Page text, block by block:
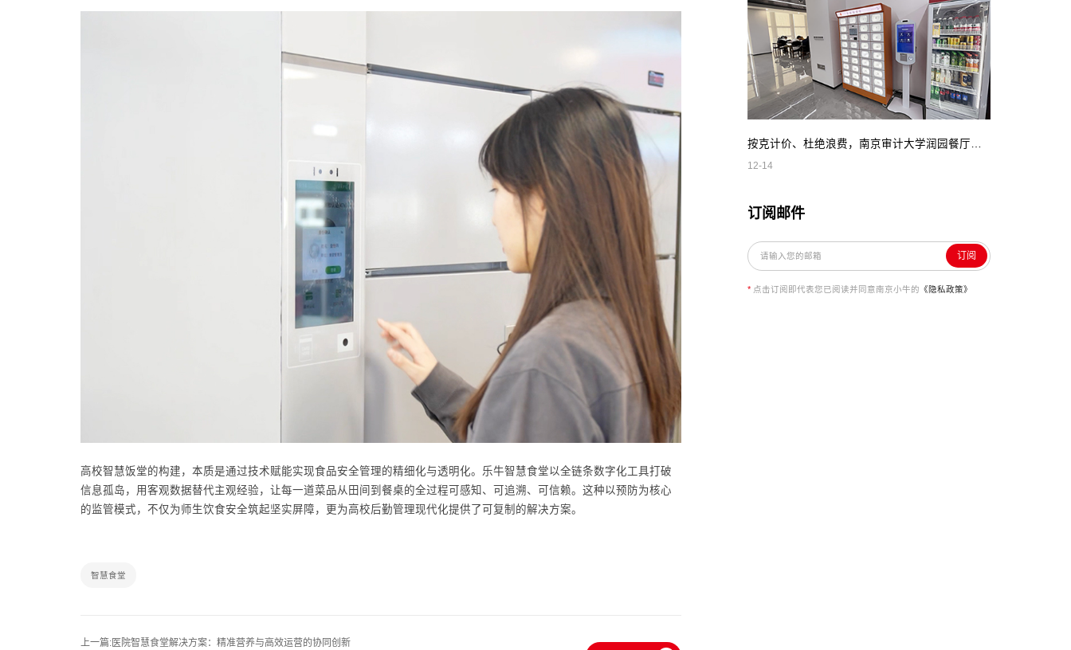
高校智慧饭堂的构建，本质是通过技术赋能实现食品安全管理的精细化与透明化。乐牛智慧食堂以全链条数字化工具打破
信息孤岛，用客观数据替代主观经验，让每一道菜品从田间到餐桌的全过程可感知、可追溯、可信赖。这种以预防为核心
的监管模式，不仅为师生饮食安全筑起坚实屏障，更为高校后勤管理现代化提供了可复制的解决方案。
智慧食堂
上一篇:医院智慧食堂解决方案：精准营养与高效运营的协同创新
按克计价、杜绝浪费，南京审计大学润园餐厅智慧自助餐
12-14
订阅邮件
订阅
* 点击订阅即代表您已阅读并同意南京小牛的 《隐私政策》